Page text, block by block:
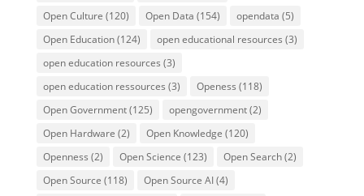
Open Culture (120) Open Data (154) opendata (5)
Open Education(124) open educational resources (3)
open education resources (3)
open education ressources (3) Openess (118)
Open Government(125) opengovernment(2)
Open Hardware (2) Open Knowledge (120)
Openness (2) Open Science (123) Open Search(2)
Open Source (118) Open Source AI(4)